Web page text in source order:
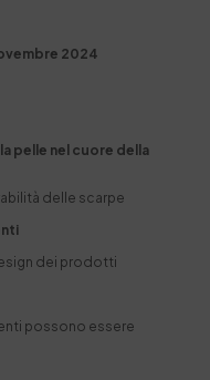
2024
pelle nel cuore della
delle scarpe
dei prodotti
possono essere